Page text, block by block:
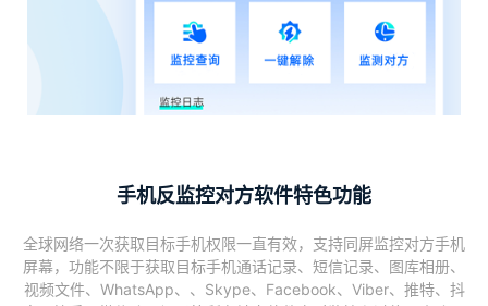
手机反监控对方软件特色功能
全球网络一次获取目标手机权限一直有效，支持同屏监控对方手机
屏幕，功能不限于获取目标手机通话记录、短信记录、图库相册、
视频文件、WhatsApp、、Skype、Facebook、Viber、推特、抖